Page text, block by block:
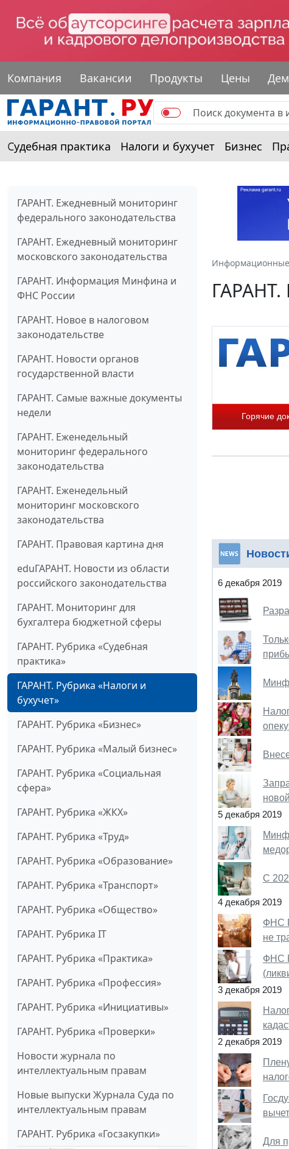
Компания Вакансии Продукты Цены
Судебная практика Налоги и бухучет Бизнес
ГАРАНТ. Ежедневный мониторинг
федерального законодательства
ГАРАНТ. Ежедневный мониторинг
московского законодательства
ГАРАНТ. Информация Минфина и
ФНС России
ГАРАНТ. Новое в налоговом
законодательстве
ГАРАНТ. Новости органов
государственной власти
ГАРАНТ. Самые важные документы
недели
ГАРАНТ. Еженедельный
мониторинг федерального
законодательства
ГАРАНТ. Еженедельный
мониторинг московского
законодательства
ГАРАНТ. Правовая картина дня
eduГАРАНТ. Новости из области
российского законодательства
ГАРАНТ. Мониторинг для
бухгалтера бюджетной сферы
ГАРАНТ. Рубрика «Судебная
практика»
ГАРАНТ. Рубрика «Налоги и
бухучет»
ГАРАНТ. Рубрика «Бизнес»
ГАРАНТ. Рубрика «Малый бизнес»
ГАРАНТ. Рубрика «Социальная
сфера»
ГАРАНТ. Рубрика «ЖКХ»
ГАРАНТ. Рубрика «Труд»
ГАРАНТ. Рубрика «Образование»
ГАРАНТ. Рубрика «Транспорт»
ГАРАНТ. Рубрика «Общество»
ГАРАНТ. Рубрика IT
ГАРАНТ. Рубрика «Практика»
ГАРАНТ. Рубрика «Профессия»
ГАРАНТ. Рубрика «Инициативы»
ГАРАНТ. Рубрика «Проверки»
Новости журнала по
интеллектуальным правам
Новые выпуски Журнала Суда по
интеллектуальным правам
ГАРАНТ. Рубрика «Госзакупки»
ГАРАНТ.
Горячие
6 декабря 2019
5 декабря 2019
С
4 декабря 2019
ФНС
не
ФНС
3 декабря 2019
2 декабря 2019
Для